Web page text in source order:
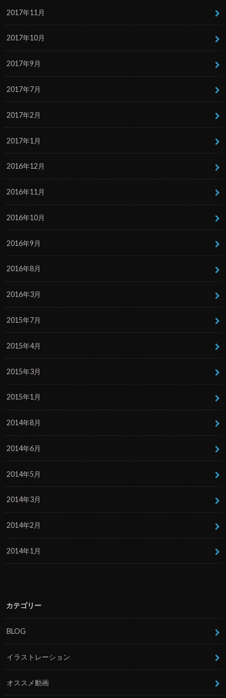
2017年11月
2017年10月
2017年9月
2017年7月
2017年2月
2017年1月
2016年12月
2016年11月
2016年10月
2016年9月
2016年8月
2016年3月
2015年7月
2015年4月
2015年3月
2015年1月
2014年8月
2014年6月
2014年5月
2014年3月
2014年2月
2014年1月
カテゴリー
BLOG
イラストレーション
オススメ動画